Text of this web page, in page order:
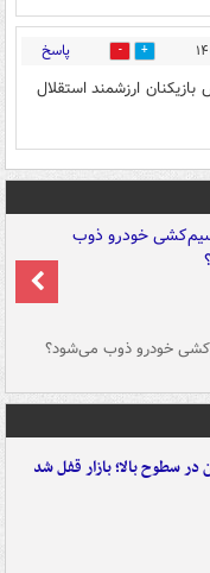
1 پاسخ
تلاش بازیکنان ارزشمند استقلال
خودرو ذوب می‌شود؟
سطوح بالا؛ بازار قفل شد